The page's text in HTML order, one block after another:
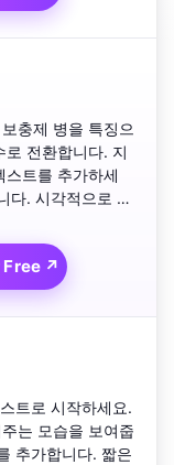
충제 병을 특징으
로 전환합니다. 지
트를 추가하세
다. 시각적으로 표
↗
트로 시작하세요.
는 모습을 보여줍
추가합니다. 짧은